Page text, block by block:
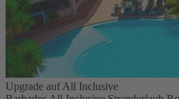
Upgrade auf All Inclusive